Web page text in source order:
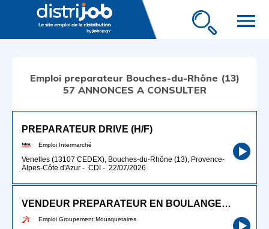
menu
Emploi preparateur Bouches-du-Rhône (13)
57 ANNONCES A CONSULTER
PREPARATEUR DRIVE (H/F)
Emploi Intermarché
Venelles (13107 CEDEX), Bouches-du-Rhône (13), Provence-
Alpes-Côte d'Azur - CDI - 22/07/2026
VENDEUR PREPARATEUR EN BOULANGERIE (H/F)
Emploi Groupement Mousquetaires